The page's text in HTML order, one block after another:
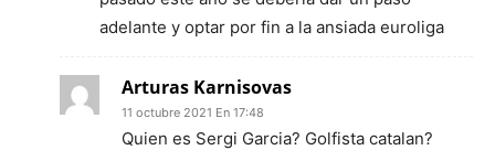
adelante y optar por fin a la ansiada euroliga
Arturas Karnisovas
11 octubre 2021 En 17:48
Quien es Sergi Garcia? Golfista catalan?